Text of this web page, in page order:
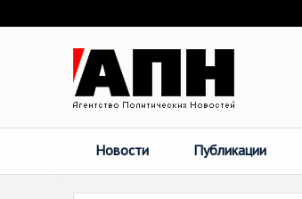
Новости Публикации